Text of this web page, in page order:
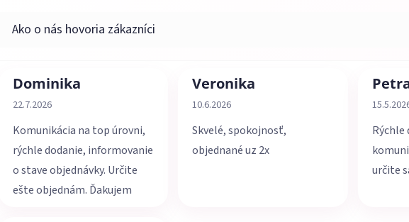
Dominika
Hodnotenie obchodu je 5 z 5 hviezdičiek.
22.7.2026
Komunikácia na top úrovni,
rýchle dodanie, informovanie
o stave objednávky. Určite
ešte objednám. Ďakujem
Veronika
Hodnotenie obchodu je 5 z 5 hviezdičiek.
10.6.2026
Skvelé, spokojnosť,
objednané uz 2x
Rýchle
určite